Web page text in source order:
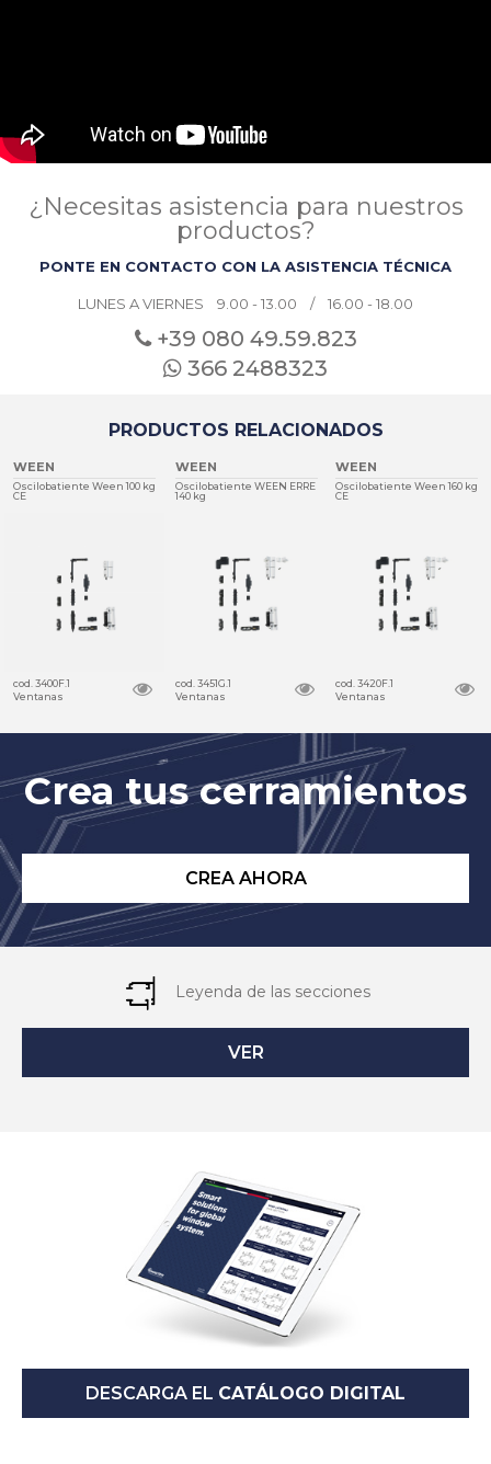
¿Necesitas asistencia para nuestros
productos?
PONTE EN CONTACTO CON LA ASISTENCIA TÉCNICA
LUNES A VIERNES 9.00 - 13.00 / 16.00 - 18.00
+39 080 49.59.823
366 2488323
PRODUCTOS RELACIONADOS
WEEN
Oscilobatiente Ween 100 kg
CE
cod. 3400F.1
Ventanas
WEEN
Oscilobatiente WEEN ERRE
140 kg
cod. 3451G.1
Ventanas
WEEN
Oscilobatiente Ween 160 kg
CE
cod. 3420F.1
Ventanas
Crea tus cerramientos
CREA AHORA
Leyenda de las secciones
VER
DESCARGA EL CATÁLOGO DIGITAL